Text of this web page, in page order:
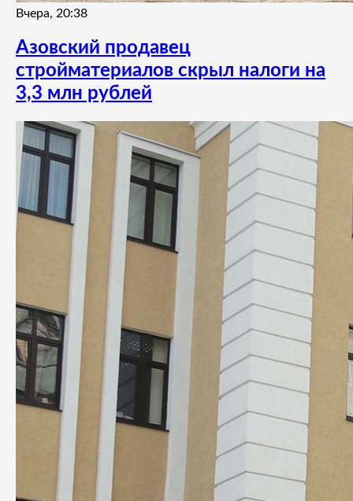
Вчера, 20:38
Азовский продавец
стройматериалов скрыл налоги на
3,3 млн рублей